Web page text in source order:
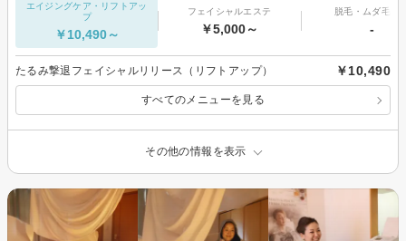
エイジングケア・リフトアッ
プ
￥10,490～
フェイシャルエステ
￥5,000～
脱毛・ムダ毛処
-
たるみ撃退フェイシャルリリース（リフトアップ） ￥10,490
すべてのメニューを見る
その他の情報を表示